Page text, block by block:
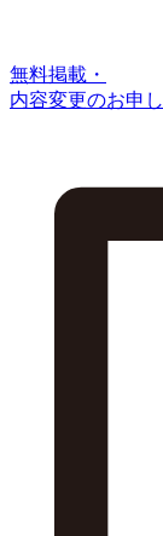
無料掲載・
内容変更のお申